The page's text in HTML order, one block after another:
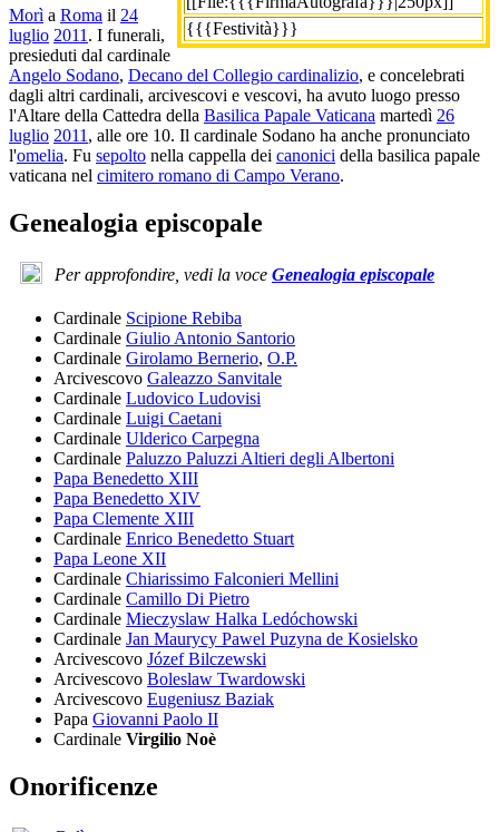
{{{Festività}}}
Morì a Roma il 24
luglio 2011 . I funerali,
presieduti dal cardinale
Angelo Sodano, Decano del Collegio cardinalizio, e concelebrati
dagli altri cardinali, arcivescovi e vescovi, ha avuto luogo presso
l'Altare della Cattedra della Basilica Papale Vaticana martedì 26
luglio 2011 , alle ore 10. Il cardinale Sodano ha anche pronunciato
l'omelia. Fu sepolto nella cappella dei canonici della basilica papale
vaticana nel cimitero romano di Campo Verano.
Genealogia episcopale
Per approfondire, vedi la voce Genealogia episcopale
Cardinale Scipione Rebiba
Cardinale Giulio Antonio Santorio
Cardinale Girolamo Bernerio, O.P.
Arcivescovo Galeazzo Sanvitale
Cardinale Ludovico Ludovisi
Cardinale Luigi Caetani
Cardinale Ulderico Carpegna
Cardinale Paluzzo Paluzzi Altieri degli Albertoni
Papa Benedetto XIII
Papa Benedetto XIV
Papa Clemente XIII
Cardinale Enrico Benedetto Stuart
Papa Leone XII
Cardinale Chiarissimo Falconieri Mellini
Cardinale Camillo Di Pietro
Cardinale Mieczyslaw Halka Ledóchowski
Cardinale Jan Maurycy Pawel Puzyna de Kosielsko
Arcivescovo Józef Bilczewski
Arcivescovo Boleslaw Twardowski
Arcivescovo Eugeniusz Baziak
Papa Giovanni Paolo II
Cardinale Virgilio Noè
Onorificenze